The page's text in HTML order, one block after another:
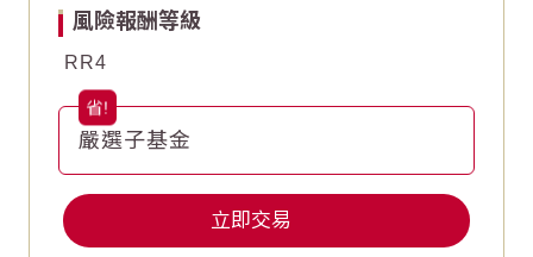
風險報酬等級
RR4
嚴選子基金
立即交易